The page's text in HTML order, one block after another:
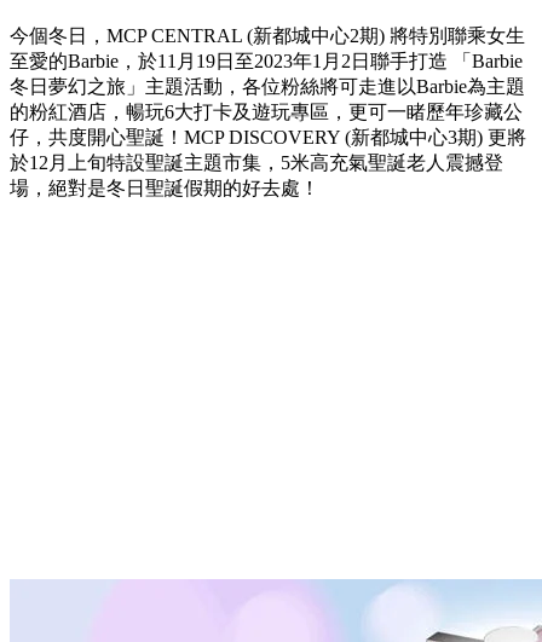
今個冬日，MCP CENTRAL (新都城中心2期) 將特別聯乘女生
至愛的Barbie，於11月19日至2023年1月2日聯手打造 「Barbie
冬日夢幻之旅」主題活動，各位粉絲將可走進以Barbie為主題
的粉紅酒店，暢玩6大打卡及遊玩專區，更可一睹歷年珍藏公
仔，共度開心聖誕！MCP DISCOVERY (新都城中心3期) 更將
於12月上旬特設聖誕主題市集，5米高充氣聖誕老人震撼登
場，絕對是冬日聖誕假期的好去處！